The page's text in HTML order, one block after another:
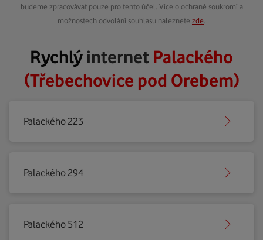
budeme zpracovávat pouze pro tento účel. Více o ochraně soukromí a
možnostech odvolání souhlasu naleznete zde
Rychlýinternet Palackého
(Třebechovice pod Orebem)
Palackého 223
Palackého 294
Palackého 512